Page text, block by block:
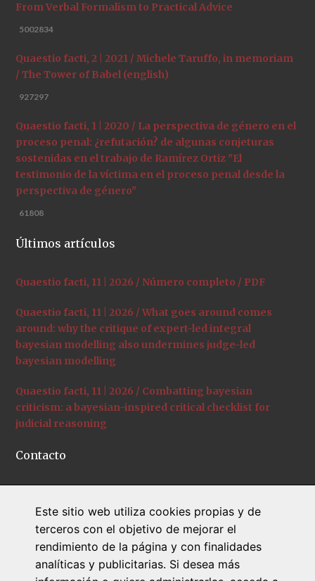
From Verbal Formalism to Practical Advice
5002834
Quaestio facti, 2 | 2021 / Michele Taruffo, in memoriam
/ The Tower of Babel (english)
927297
Quaestio facti, 1 | 2020 / La perspectiva de género en el
proceso penal: ¿refutación? de algunas conjeturas
sostenidas en el trabajo de Ramírez Ortiz "El
testimonio de la víctima en el proceso penal desde la
perspectiva de género"
61808
Últimos artículos
Quaestio facti, 11 | 2026 / Número completo / PDF
Quaestio facti, 11 | 2026 / What goes around comes
around: why the critique of expert-led integral
bayesian modelling also undermines judge-led
bayesian modelling
Quaestio facti, 11 | 2026 / Combatting bayesian
criticism: a bayesian-inspired critical checklist for
judicial reasoning
Contacto
+34 972 41 95 34
quaestiofacti@udg.edu
www.quaestiofacti.com
Este sitio web utiliza cookies propias y de
terceros con el objetivo de mejorar el
rendimiento de la página y con finalidades
analíticas y publicitarias. Si desea más